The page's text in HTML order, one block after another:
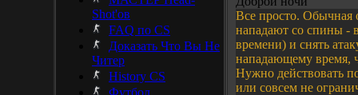
Shot'ов
FAQ по CS
Доказать Что Вы Не
Читер
History CS
Футбол
Все просто. Обычная
нападают со спины -
времени) и снять
нападающему время,
Нужно действовать
или совсем не